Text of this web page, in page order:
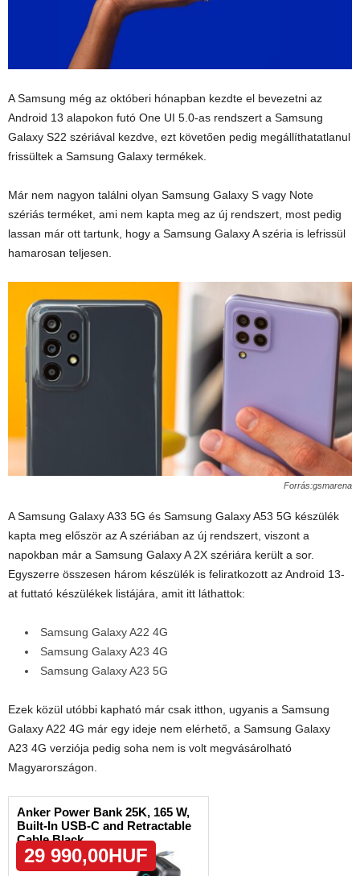
A Samsung még az októberi hónapban kezdte el bevezetni az
Android 13 alapokon futó One UI 5.0-as rendszert a Samsung
Galaxy S22 szériával kezdve, ezt követően pedig megállíthatatlanul
frissültek a Samsung Galaxy termékek.
Már nem nagyon találni olyan Samsung Galaxy S vagy Note
szériás terméket, ami nem kapta meg az új rendszert, most pedig
lassan már ott tartunk, hogy a Samsung Galaxy A széria is lefrissül
hamarosan teljesen.
Forrás:gsmarena
A Samsung Galaxy A33 5G és Samsung Galaxy A53 5G készülék
kapta meg először az A szériában az új rendszert, viszont a
napokban már a Samsung Galaxy A 2X szériára került a sor.
Egyszerre összesen három készülék is feliratkozott az Android 13-
at futtató készülékek listájára, amit itt láthattok:
Samsung Galaxy A22 4G
Samsung Galaxy A23 4G
Samsung Galaxy A23 5G
Ezek közül utóbbi kapható már csak itthon, ugyanis a Samsung
Galaxy A22 4G már egy ideje nem elérhető, a Samsung Galaxy
A23 4G verziója pedig soha nem is volt megvásárolható
Magyarországon.